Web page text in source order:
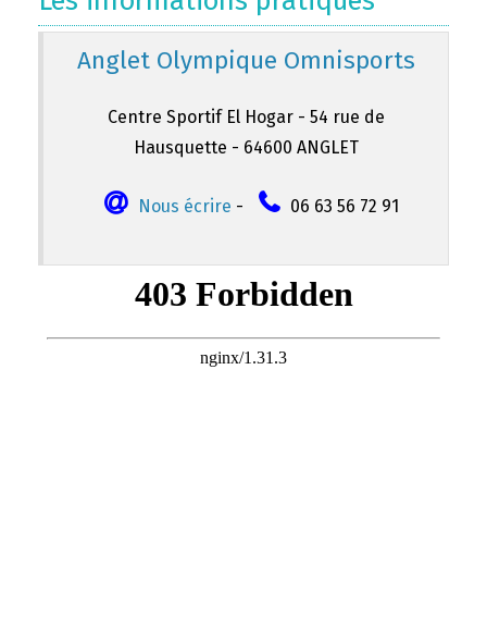
Anglet Olympique Omnisports
Centre Sportif El Hogar - 54 rue de
Hausquette - 64600 ANGLET
Nous écrire - 06 63 56 72 91